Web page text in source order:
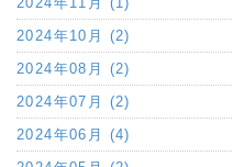
2024年10月 (2)
2024年08月 (2)
2024年07月 (2)
2024年06月 (4)